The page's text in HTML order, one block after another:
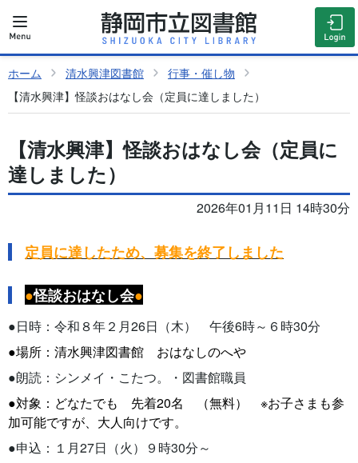
ホーム 清水興津図書館
行事・催し物
【清水興津】怪談おはなし会（定員に達しました）
【清水興津】怪談おはなし会（定員に
達しました）
2026年01月11日 14時30分
定員に達したため、募集を終了しました
●怪談おはなし会●
●日時：令和８年２月26日（木） 午後6時～６時30分
●場所：清水興津図書館 おはなしのへや
●朗読：シンメイ・こたつ。・図書館職員
●対象：どなたでも 先着20名 （無料） ※お子さまも参
加可能ですが、大人向けです。
●申込：１月27日（火）９時30分～